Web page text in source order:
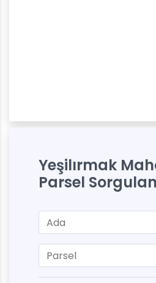
Yeşilırmak
Parsel